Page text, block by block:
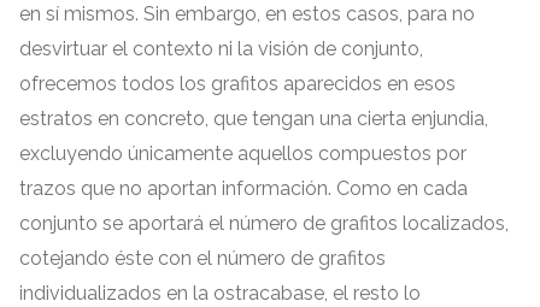
en sí mismos. Sin embargo, en estos casos, para no
desvirtuar el contexto ni la visión de conjunto,
ofrecemos todos los grafitos aparecidos en esos
estratos en concreto, que tengan una cierta enjundia,
excluyendo únicamente aquellos compuestos por
trazos que no aportan información. Como en cada
conjunto se aportará el número de grafitos localizados,
cotejando éste con el número de grafitos
individualizados en la ostracabase, el resto lo